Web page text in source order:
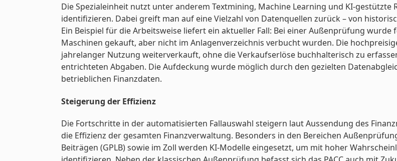
Die Spezialeinheit nutzt unter anderem Textmining, Machine Learning und KI-
identifizieren. Dabei greift man auf eine Vielzahl von Datenquellen zurück – von
Ein Beispiel für die Arbeitsweise liefert ein aktueller Fall: Bei einer Außenprüfung
Maschinen gekauft, aber nicht im Anlagenverzeichnis verbucht wurden. Die
jahrelanger Nutzung weiterverkauft, ohne die Verkaufserlöse buchhalterisch zu
entrichteten Abgaben. Die Aufdeckung wurde möglich durch den gezielten
betrieblichen Finanzdaten.
Steigerung der Effizienz
Die Fortschritte in der automatisierten Fallauswahl steigern laut Aussendung des
die Effizienz der gesamten Finanzverwaltung. Besonders in den Bereichen
Beiträgen (GPLB) sowie im Zoll werden KI-Modelle eingesetzt, um mit hoher